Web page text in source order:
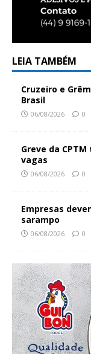
LEIA TAMBÉM
Cruzeiro e
Brasil
06/08/2026 0
Greve da
vagas
06/08/2026 0
Empresas
sarampo
06/08/2026 0